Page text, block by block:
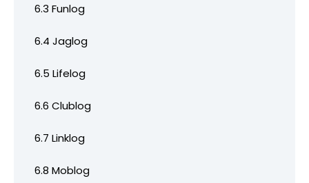
6.3 Funlog
6.4 Jaglog
6.5 Lifelog
6.6 Clublog
6.7 Linklog
6.8 Moblog